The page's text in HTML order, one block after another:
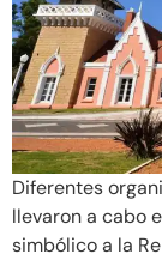
Diferentes
llevaron a cabo
simbólico a la